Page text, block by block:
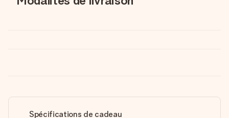
Spécifications de cadeau